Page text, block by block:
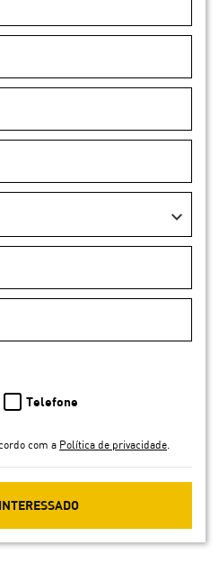
Telefone
com a Política de privacidade